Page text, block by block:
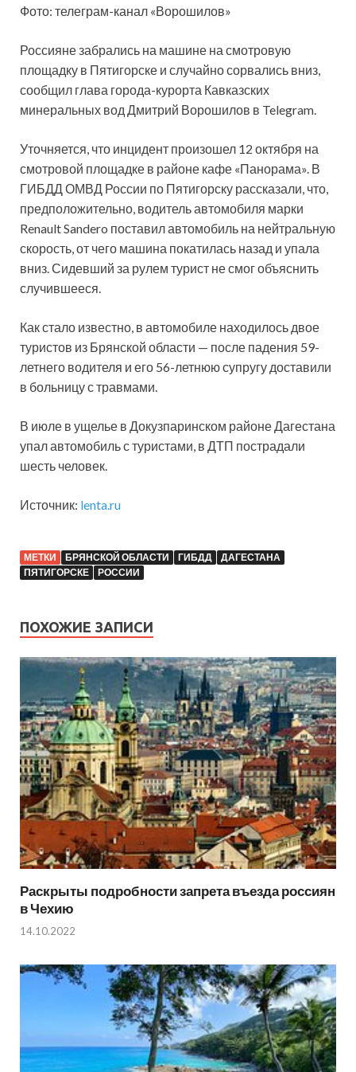
Фото: телеграм-канал «Ворошилов»
Россияне забрались на машине на смотровую
площадку в Пятигорске и случайно сорвались вниз,
сообщил глава города-курорта Кавказских
минеральных вод Дмитрий Ворошилов в Telegram.
Уточняется, что инцидент произошел 12 октября на
смотровой площадке в районе кафе «Панорама». В
ГИБДД ОМВД России по Пятигорску рассказали, что,
предположительно, водитель автомобиля марки
Renault Sandero поставил автомобиль на нейтральную
скорость, от чего машина покатилась назад и упала
вниз. Сидевший за рулем турист не смог объяснить
случившееся.
Как стало известно, в автомобиле находилось двое
туристов из Брянской области — после падения 59-
летнего водителя и его 56-летнюю супругу доставили
в больницу с травмами.
В июле в ущелье в Докузпаринском районе Дагестана
упал автомобиль с туристами, в ДТП пострадали
шесть человек.
Источник: lenta.ru
МЕТКИ БРЯНСКОЙ ОБЛАСТИ ГИБДД
ДАГЕСТАНА
ПЯТИГОРСКЕ
РОССИИ
ПОХОЖИЕ ЗАПИСИ
Раскрыты подробности запрета въезда россиян
в Чехию
14.10.2022